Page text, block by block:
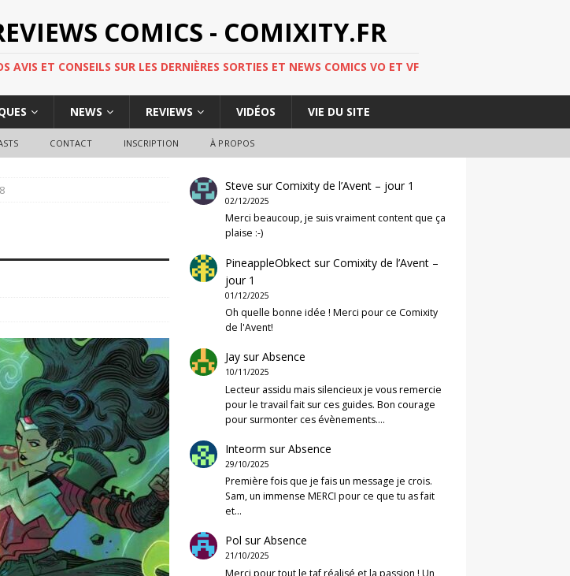
COMICS - COMIXITY.FR
ET CONSEILS SUR LES DERNIÈRES SORTIES ET NEWS COMICS VO ET VF
NEWS REVIEWS VIDÉOS VIE DU SITE
CONTACT INSCRIPTION À PROPOS
Steve surComixity de l’Avent – jour 1
02/12/2025
Merci beaucoup, je suis vraiment content que ça
plaise :-)
PineappleObkect surComixity de l’Avent –
jour 1
01/12/2025
Oh quelle bonne idée ! Merci pour ce Comixity
de l'Avent!
Jay surAbsence
10/11/2025
Lecteur assidu mais silencieux je vous remercie
pour le travail fait sur ces guides. Bon courage
pour surmonter ces évènements.…
Inteorm surAbsence
29/10/2025
Première fois que je fais un message je crois.
Sam, un immense MERCI pour ce que tu as fait
et…
Pol surAbsence
21/10/2025
Merci pour tout le taf réalisé et la passion ! Un